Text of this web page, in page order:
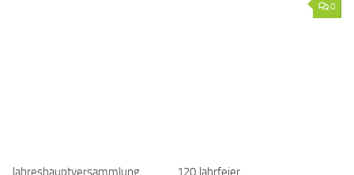
Jahreshauptversammlung
0
120 Jahrfeier